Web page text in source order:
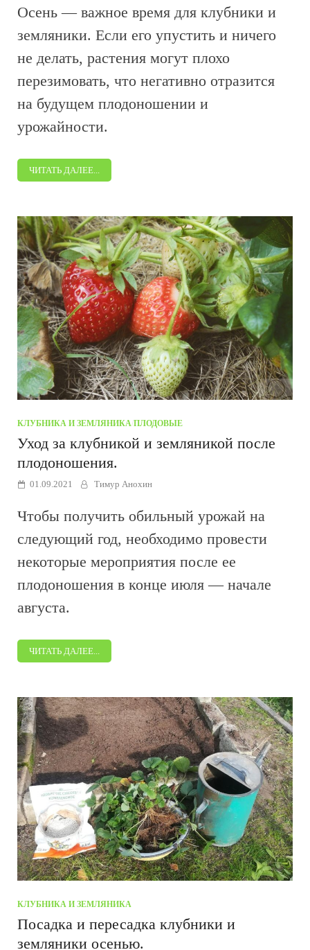
Осень — важное время для клубники и
земляники. Если его упустить и ничего
не делать, растения могут плохо
перезимовать, что негативно отразится
на будущем плодоношении и
урожайности.
ЧИТАТЬ ДАЛЕЕ...
КЛУБНИКА И ЗЕМЛЯНИКА ПЛОДОВЫЕ
Уход за клубникой и земляникой после
плодоношения.
01.09.2021 Тимур Анохин
Чтобы получить обильный урожай на
следующий год, необходимо провести
некоторые мероприятия после ее
плодоношения в конце июля — начале
августа.
ЧИТАТЬ ДАЛЕЕ...
КЛУБНИКА И ЗЕМЛЯНИКА
Посадка и пересадка клубники и
земляники осенью.